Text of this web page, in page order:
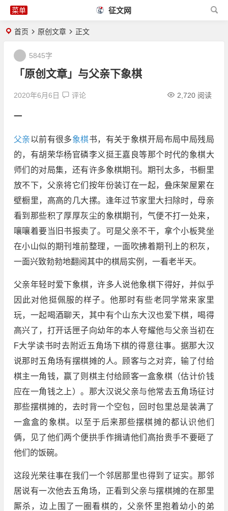
征文网
首页 原创文章 正文
「原创文章」与父亲下象棋
2020年6月6日 评论 2,720 阅读
5845字
一
父亲 以前有很多象棋书，有关于象棋开局布局中局残局
的，有胡荣华杨官磷李义挺王嘉良等那个时代的象棋大
师们的对局集，还有许多象棋期刊。期刊太多，书橱里
放不下，父亲将它们按年份装订在一起，叠床架屋累在
壁橱里，高高的几大摞。逢年过节家里大扫除时，母亲
看到那些积了厚厚灰尘的象棋期刊，气便不打一处来，
嚷嚷着要当旧书报卖了。可是父亲不干，拿个小板凳坐
在小山似的期刊堆前整理，一面吹拂着期刊上的积灰，
一面兴致勃勃地翻阅其中的棋局实例，一看老半天。
父亲年轻时爱下象棋，许多人说他象棋下得好，并似乎
因此对他挺佩服的样子。他那时有些老同学常来家里
玩，一起喝酒聊天，其中有个山东大汉也爱下棋，喝得
高兴了，打开话匣子向幼年的本人夸耀他与父亲当初在
F大学读书时去附近五角场下棋的得意往事。据那大汉
说那时五角场有摆棋摊的人。顾客与之对弈，输了付给
棋主一角钱，赢了则棋主付给顾客一盒象棋（估计价钱
应在一角钱之上）。那大汉说父亲与他常去五角场征讨
那些摆棋摊的，去时背一个空包，回时包里总是装满了
一盒盒的象棋。以至于后来那些摆棋摊的都认识他们
俩，见了他们两个便拱手作揖请他们高抬贵手不要砸了
他们的饭碗。
这段光荣往事在我们一个邻居那里也得到了证实。那邻
居说有一次他去五角场，正看到父亲与摆棋摊的在那里
厮杀，边上围了一圈看棋的，父亲怀里抱着幼小的弟